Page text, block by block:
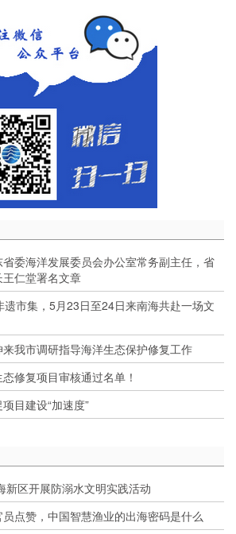
省委海洋发展委员会办公室常务副主任，省
仁堂署名文章
遗市集，5月23日至24日来南海共赴一场文
我市调研指导海洋生态保护修复工作
修复项目审核通过名单！
目建设“加速度”
新区开展防溺水文明实践活动
点赞，中国智慧渔业的出海密码是什么